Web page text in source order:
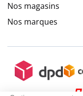
Nos magasins
Nos marques